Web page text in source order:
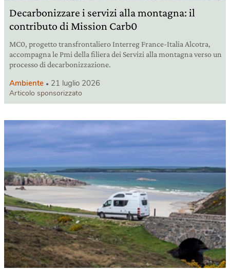
Decarbonizzare i servizi alla montagna: il
contributo di Mission Carb0
MC0, progetto transfrontaliero Interreg France-Italia Alcotra,
accompagna le Pmi della filiera dei Servizi alla montagna verso un
processo di decarbonizzazione.
Ambiente 21 luglio 2026
Articolo sponsorizzato